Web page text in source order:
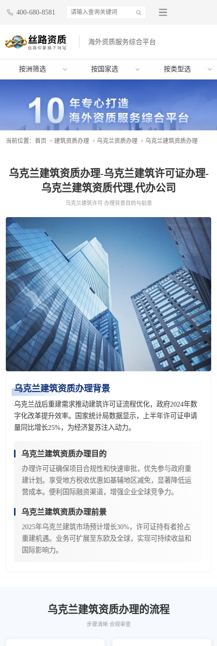
400-680-8581
海外资质服务综合平台
按洲筛选 按国家选 按类型选
当前位置： 首页 > 建筑资质办理 > 乌克兰资质办理 > 乌克兰建筑资质办理
乌克兰建筑资质办理-乌克兰建筑许可证办理-
乌克兰建筑资质代理,代办公司
乌克兰建筑许可 办理背景目的与前景
乌克兰建筑资质办理背景
乌克兰战后重建需求推动建筑许可证流程优化，政府2024年数
字化改革提升效率。国家统计局数据显示，上半年许可证申请
量同比增长25%，为经济复苏注入动力。
乌克兰建筑资质办理目的
办理许可证确保项目合规性和快速审批，优先参与政府重
建计划。享受地方税收优惠如基辅地区减免，显著降低运
营成本。便利国际融资渠道，增强企业全球竞争力。
乌克兰建筑资质办理前景
2025年乌克兰建筑市场预计增长30%，许可证持有者抢占
重建机遇。业务可扩展至东欧及全球，实现可持续收益和
国际影响力。
乌克兰建筑资质办理的流程
步骤清晰 合规审查